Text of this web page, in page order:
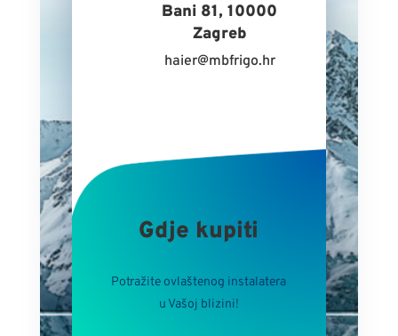
Bani 81, 10000
Zagreb
haier@mbfrigo.hr
Gdje kupiti
Potražite ovlaštenog instalatera
u Vašoj blizini!